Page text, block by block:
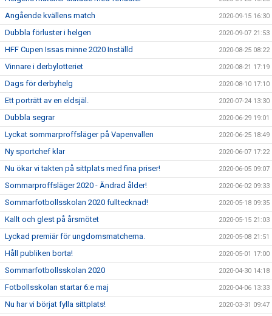
Angående kvällens match 2020-09-15 16:30
Dubbla förluster i helgen 2020-09-07 21:53
HFF Cupen Issas minne 2020 Inställd 2020-08-25 08:22
Vinnare i derbylotteriet 2020-08-21 17:19
Dags för derbyhelg 2020-08-10 17:10
Ett porträtt av en eldsjäl. 2020-07-24 13:30
Dubbla segrar 2020-06-29 19:01
Lyckat sommarproffsläger på Vapenvallen 2020-06-25 18:49
Ny sportchef klar 2020-06-07 17:22
Nu ökar vi takten på sittplats med fina priser! 2020-06-05 09:07
Sommarproffsläger 2020 - Ändrad ålder! 2020-06-02 09:33
Sommarfotbollsskolan 2020 fulltecknad! 2020-05-18 09:35
Kallt och glest på årsmötet 2020-05-15 21:03
Lyckad premiär för ungdomsmatcherna. 2020-05-08 21:51
Håll publiken borta! 2020-05-01 17:00
Sommarfotbollsskolan 2020 2020-04-30 14:18
Fotbollsskolan startar 6:e maj 2020-04-06 13:33
Nu har vi börjat fylla sittplats! 2020-03-31 09:47